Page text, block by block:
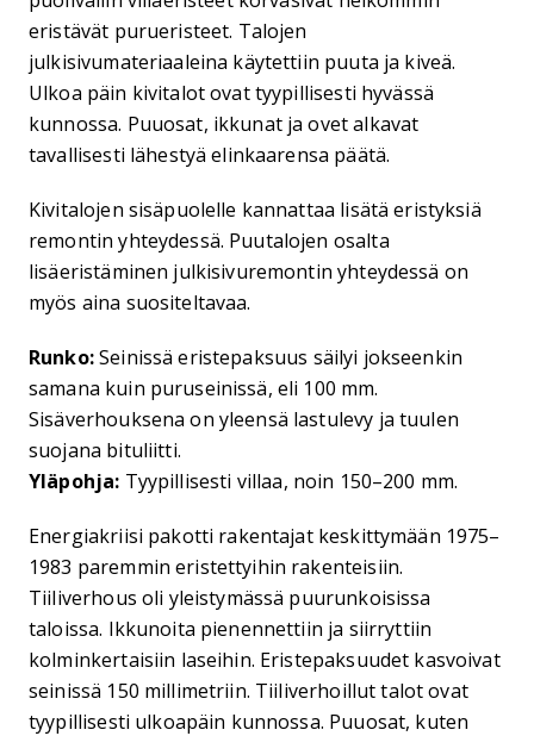
eristävät purueristeet. Talojen
julkisivumateriaaleina käytettiin puuta ja kiveä.
Ulkoa päin kivitalot ovat tyypillisesti hyvässä
kunnossa. Puuosat, ikkunat ja ovet alkavat
tavallisesti lähestyä elinkaarensa päätä.
Kivitalojen sisäpuolelle kannattaa lisätä eristyksiä
remontin yhteydessä. Puutalojen osalta
lisäeristäminen julkisivuremontin yhteydessä on
myös aina suositeltavaa.
Runko:Seinissä eristepaksuus säilyi jokseenkin
samana kuin puruseinissä, eli 100 mm.
Sisäverhouksena on yleensä lastulevy ja tuulen
suojana bituliitti.
Yläpohja: Tyypillisesti villaa, noin 150–200 mm.
Energiakriisi pakotti rakentajat keskittymään 1975–
1983 paremmin eristettyihin rakenteisiin.
Tiiliverhous oli yleistymässä puurunkoisissa
taloissa. Ikkunoita pienennettiin ja siirryttiin
kolminkertaisiin laseihin. Eristepaksuudet kasvoivat
seinissä 150 millimetriin. Tiiliverhoillut talot ovat
tyypillisesti ulkoapäin kunnossa. Puuosat, kuten